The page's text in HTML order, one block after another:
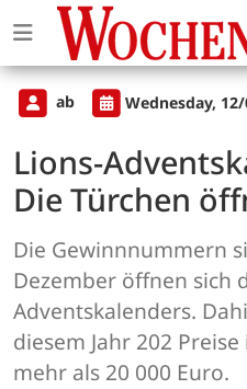
ab Wednesday,
Lions-
Die Türchen
Die Gewinnnummern
Dezember öffnen sich
Adventskalenders.
diesem Jahr 202
mehr als 20 000 Euro.